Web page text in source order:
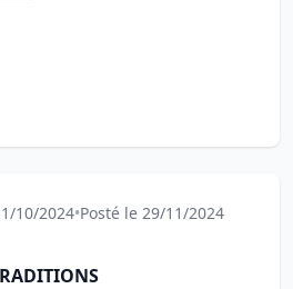
10/2024•Posté le 29/11/2024